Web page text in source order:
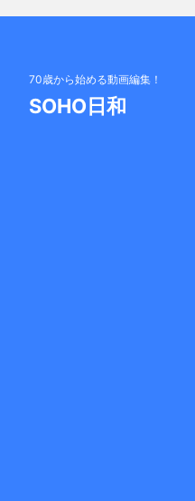
70歳から始める動画編集！
SOHO日和